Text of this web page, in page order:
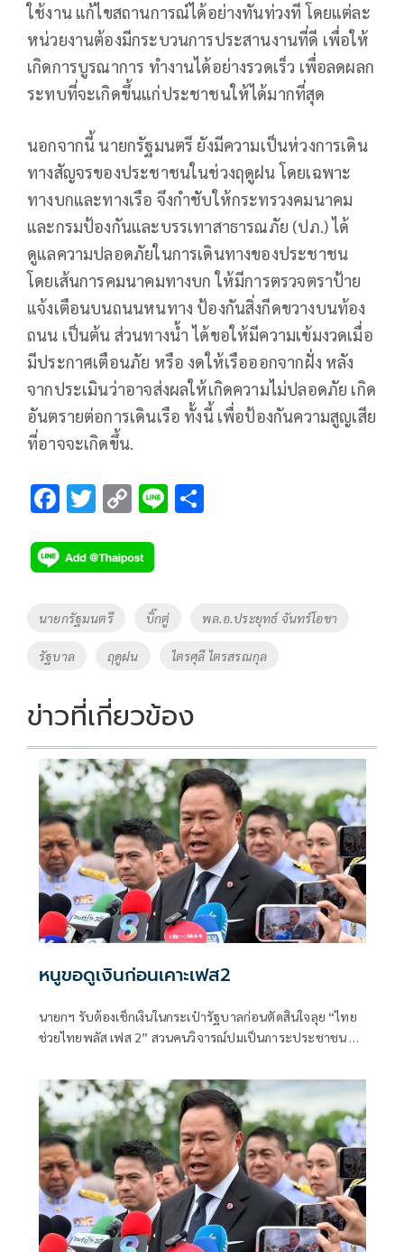
ใช้งาน แก้ไขสถานการณ์ได้อย่างทันท่วงที โดยแต่ละ
หน่วยงานต้องมีกระบวนการประสานงานที่ดี เพื่อให้
เกิดการบูรณาการ ทำงานได้อย่างรวดเร็ว เพื่อลดผลก
ระทบที่จะเกิดขึ้นแก่ประชาชนให้ได้มากที่สุด
นอกจากนี้ นายกรัฐมนตรี ยังมีความเป็นห่วงการเดิน
ทางสัญจรของประชาชนในช่วงฤดูฝน โดยเฉพาะ
ทางบกและทางเรือ จึงกำชับให้กระทรวงคมนาคม
และกรมป้องกันและบรรเทาสาธารณภัย (ปภ.) ได้
ดูแลความปลอดภัยในการเดินทางของประชาชน
โดยเส้นการคมนาคมทางบก ให้มีการตรวจตราป้าย
แจ้งเตือนบนถนนหนทาง ป้องกันสิ่งกีดขวางบนท้อง
ถนน เป็นต้น ส่วนทางน้ำ ได้ขอให้มีความเข้มงวดเมื่อ
มีประกาศเตือนภัย หรือ งดให้เรือออกจากฝั่ง หลัง
จากประเมินว่าอาจส่งผลให้เกิดความไม่ปลอดภัย เกิด
อันตรายต่อการเดินเรือ ทั้งนี้ เพื่อป้องกันความสูญเสีย
ที่อาจจะเกิดขึ้น.
F
e
b
o
k
T
tt
er
C
p
y
Li
k
Li
Tags
นายกรัฐมนตรี บิ๊กตู่ พล.อ.ประยุทธ์ จันทร์โอชา
รัฐบาล ฤดูฝน ไตรศุลี ไตรสรณกุล
ข่าวที่เกี่ยวข้อง
หนูขอดูเงินก่อนเคาะเฟส2
นายกฯ รับต้องเช็กเงินในกระเป๋ารัฐบาลก่อนตัดสินใจลุย “ไทย
ช่วยไทยพลัส เฟส 2” สวนคนวิจารณ์ปมเป็นภาระประชาชน ชี้
ไทยพลัสหรือไม่